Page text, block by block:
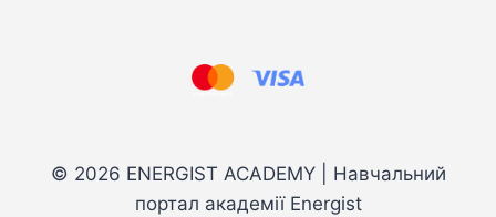
© 2026 ENERGIST ACADEMY | Навчальний
портал академії Energist